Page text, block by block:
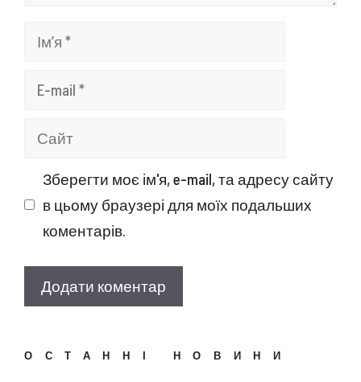
Ім’я
Сайт
Зберегти моє ім'я, e-mail, та адресу сайту
в цьому браузері для моїх подальших
коментарів.
ОСТАННІ НОВИНИ